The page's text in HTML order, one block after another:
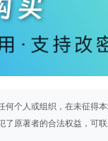
个人或组织，在未征得
原著者的合法权益，可联